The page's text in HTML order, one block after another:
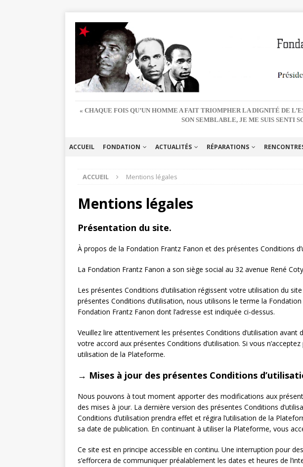
« CHAQUE FOIS QU’UN HOMME A FAIT TRIOMPHER LA DIGNITÉ DE
SON SEMBLABLE, JE ME SUIS SENTI
ACCUEIL FONDATION ACTUALITÉS RÉPARATIONS
ACCUEIL Mentions légales
Mentions légales
Présentation du site.
À propos de la Fondation Frantz Fanon et des présentes Conditions
La Fondation Frantz Fanon a son siège social au 32 avenue René
Les présentes Conditions d’utilisation régissent votre utilisation du
présentes Conditions d’utilisation, nous utilisons le terme la
Fondation Frantz Fanon dont l’adresse est indiquée ci-dessus.
Veuillez lire attentivement les présentes Conditions d’utilisation
votre accord aux présentes Conditions d’utilisation. Si vous
utilisation de la Plateforme.
→ Mises à jour des présentes Conditions
Nous pouvons à tout moment apporter des modifications aux
des mises à jour. La dernière version des présentes Conditions
Conditions d’utilisation prendra effet et régira l’utilisation de la
sa date de publication. En continuant à utiliser la Plateforme, vous
Ce site est en principe accessible en continu. Une interruption pour
s’efforcera de communiquer préalablement les dates et heures de